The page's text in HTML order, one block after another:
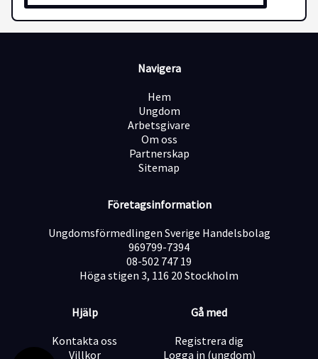
Svenska i tal och skrift
Om företaget
Företaget har sitt säte i Malmö och har en
Vi använder oss av löpande urval och tjänsten kan
komma att tillsättas innan sista dag för ansökan.
Skicka därför in din ansökan redan idag!
Navigera
Hem
Ungdom
Arbetsgivare
Om oss
Partnerskap
Sitemap
Företagsinformation
Ungdomsförmedlingen Sverige Handelsbolag
969799-7394
08-502 747 19
Höga stigen 3, 116 20 Stockholm
Hjälp
Kontakta oss
Villkor
Gå med
Registrera dig
Logga in (ungdom)